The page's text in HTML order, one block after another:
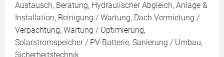
Austausch, Beratung, Hydraulischer Abgleich, Anlage &
Installation, Reinigung / Wartung, Dach Vermietung /
Verpachtung, Wartung / Optimierung,
Solarstromspeicher / PV Batterie, Sanierung / Umbau,
Sicherheitstechnik